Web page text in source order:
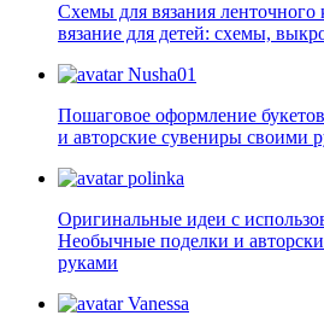
Схемы для вязания ленточного
вязание для детей: схемы,
Nusha01
Пошаговое оформление букетов
и авторские сувениры своими
polinka
Оригинальные идеи с
Необычные поделки и
руками
Vanessa